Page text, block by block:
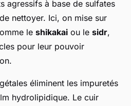
agressifs à base de sulfates
nettoyer. Ici, on mise sur
le shikakai ou le sidr,
pour leur pouvoir
éliminent les impuretés
hydrolipidique. Le cuir